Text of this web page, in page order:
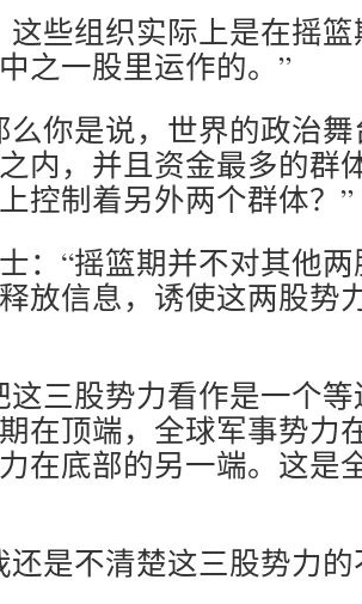
这些组织实际上是在摇
之一股里运作的。”
么你是说，世界的政治
内，并且资金最多的群
控制着另外两个群体？”
：“摇篮期并不对其他
放信息，诱使这两股势
这三股势力看作是一个
在顶端，全球军事势力
在底部的另一端。这是
还是不清楚这三股势力